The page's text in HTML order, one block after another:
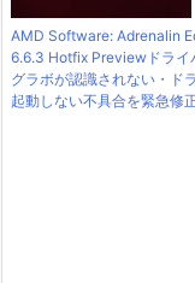
AMD Software: Adrenalin
6.6.3 Hotfix Previewドライ
グラボが認識されない・ド
起動しない不具合を緊急修